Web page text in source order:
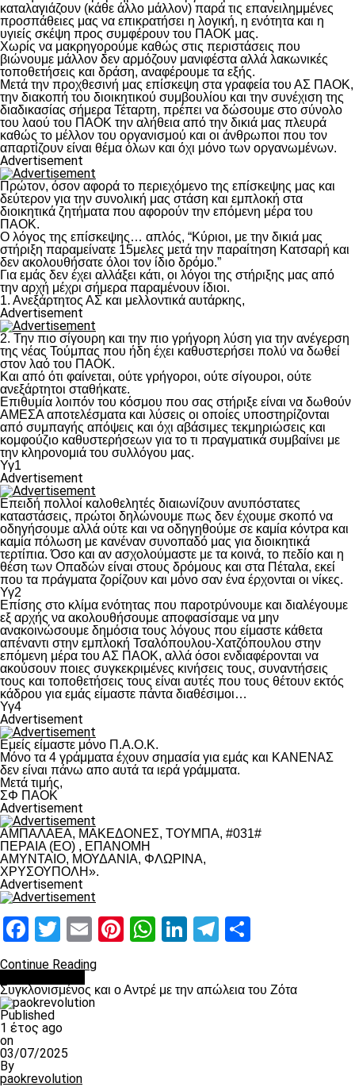
καταλαγιάζουν (κάθε άλλο μάλλον) παρά τις επανειλημμένες
προσπάθειες μας να επικρατήσει η λογική, η ενότητα και η
υγιείς σκέψη προς συμφέρουν του ΠΑΟΚ μας.
Χωρίς να μακρηγορούμε καθώς στις περιστάσεις που
βιώνουμε μάλλον δεν αρμόζουν μανιφέστα αλλά λακωνικές
τοποθετήσεις και δράση, αναφέρουμε τα εξής.
Μετά την προχθεσινή μας επίσκεψη στα γραφεία του ΑΣ ΠΑΟΚ,
την διακοπή του διοικητικού συμβουλίου και την συνέχιση της
διαδικασίας σήμερα Τέταρτη, πρέπει να δώσουμε στο σύνολο
του λαού του ΠΑΟΚ την αλήθεια από την δικιά μας πλευρά
καθώς το μέλλον του οργανισμού και οι άνθρωποι που τον
απαρτίζουν είναι θέμα όλων και όχι μόνο των οργανωμένων.
Advertisement
Πρώτον, όσον αφορά το περιεχόμενο της επίσκεψης μας και
δεύτερον για την συνολική μας στάση και εμπλοκή στα
διοικητικά ζητήματα που αφορούν την επόμενη μέρα του
ΠΑΟΚ.
Ο λόγος της επίσκεψης… απλός, “Κύριοι, με την δικιά μας
στήριξη παραμείνατε 15μελες μετά την παραίτηση Κατσαρή και
δεν ακολουθήσατε όλοι τον ίδιο δρόμο.”
Για εμάς δεν έχει αλλάξει κάτι, οι λόγοι της στήριξης μας από
την αρχή μέχρι σήμερα παραμένουν ίδιοι.
1. Ανεξάρτητος ΑΣ και μελλοντικά αυτάρκης,
Advertisement
2. Την πιο σίγουρη και την πιο γρήγορη λύση για την ανέγερση
της νέας Τούμπας που ήδη έχει καθυστερήσει πολύ να δωθεί
στον λαό του ΠΑΟΚ.
Και από ότι φαίνεται, ούτε γρήγοροι, ούτε σίγουροι, ούτε
ανεξάρτητοι σταθήκατε.
Επιθυμία λοιπόν του κόσμου που σας στήριξε είναι να δωθούν
ΑΜΕΣΑ αποτελέσματα και λύσεις οι οποίες υποστηρίζονται
από συμπαγής απόψεις και όχι αβάσιμες τεκμηριώσεις και
κομφούζιο καθυστερήσεων για το τι πραγματικά συμβαίνει με
την κληρονομιά του συλλόγου μας.
Υγ1
Advertisement
Επειδή πολλοί καλοθελητές διαιωνίζουν ανυπόστατες
καταστάσεις, πρώτοι δηλώνουμε πως δεν έχουμε σκοπό να
οδηγήσουμε αλλά ούτε και να οδηγηθούμε σε καμία κόντρα και
καμία πόλωση με κανέναν συνοπαδό μας για διοικητικά
τερτίπια. Όσο και αν ασχολούμαστε με τα κοινά, το πεδίο και η
θέση των Οπαδών είναι στους δρόμους και στα Πέταλα, εκεί
που τα πράγματα ζορίζουν και μόνο σαν ένα έρχονται οι νίκες.
Υγ2
Επίσης στο κλίμα ενότητας που παροτρύνουμε και διαλέγουμε
εξ αρχής να ακολουθήσουμε αποφασίσαμε να μην
ανακοινώσουμε δημόσια τους λόγους που είμαστε κάθετα
απέναντι στην εμπλοκή Τσαλόπουλου-Χατζόπουλου στην
επόμενη μέρα του ΑΣ ΠΑΟΚ, αλλά όσοι ενδιαφέρονται να
ακούσουν ποιες συγκεκριμένες κινήσεις τους, συναντήσεις
τους και τοποθετήσεις τους είναι αυτές που τους θέτουν εκτός
κάδρου για εμάς είμαστε πάντα διαθέσιμοι…
Υγ4
Advertisement
Εμείς είμαστε μόνο Π.Α.Ο.Κ.
Μόνο τα 4 γράμματα έχουν σημασία για εμάς και ΚΑΝΕΝΑΣ
δεν είναι πάνω απο αυτά τα ιερά γράμματα.
Μετά τιμής,
ΣΦ ΠΑΟΚ
Advertisement
ΑΜΠΑΛΑΕΑ, ΜΑΚΕΔΟΝΕΣ, ΤΟΥΜΠΑ, #031#
ΠΕΡΑΙΑ (ΕΟ) , ΕΠΑΝΟΜΗ
ΑΜΥΝΤΑΙΟ, ΜΟΥΔΑΝΙΑ, ΦΛΩΡΙΝΑ,
ΧΡΥΣΟΥΠΟΛΗ».
Advertisement
Facebook
Twitter
EmailPinterest
WhatsApp
LinkedIn
Telegram
Continue Reading
Συγκλονισμένος και ο Αντρέ με την απώλεια του Ζότα
Published
1 έτος ago
on
03/07/2025
By
paokrevolution